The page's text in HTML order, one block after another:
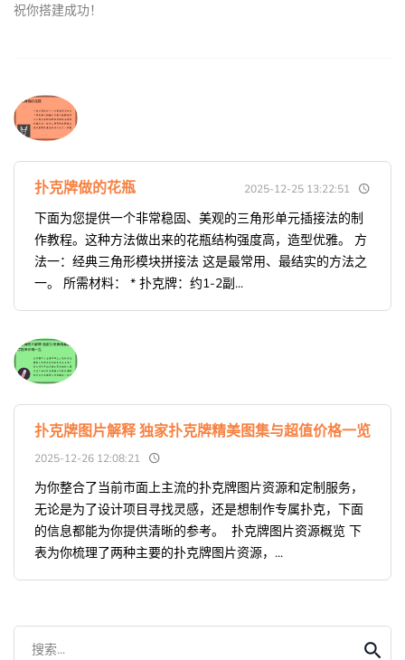
祝你搭建成功！
扑克牌做的花瓶 2025-12-25 13:22:51
下面为您提供一个非常稳固、美观的三角形单元插接法的制
作教程。这种方法做出来的花瓶结构强度高，造型优雅。 方
法一：经典三角形模块拼接法 这是最常用、最结实的方法之
一。 所需材料： * 扑克牌：约1-2副...
扑克牌图片解释 独家扑克牌精美图集与超值价格一览
2025-12-26 12:08:21
为你整合了当前市面上主流的扑克牌图片资源和定制服务，
无论是为了设计项目寻找灵感，还是想制作专属扑克，下面
的信息都能为你提供清晰的参考。 ️ 扑克牌图片资源概览 下
表为你梳理了两种主要的扑克牌图片资源，...
搜索...